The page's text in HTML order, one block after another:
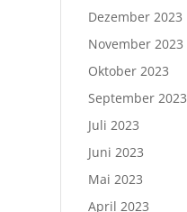
Dezember 2023
November 2023
Oktober 2023
September 2023
Juli 2023
Juni 2023
Mai 2023
April 2023